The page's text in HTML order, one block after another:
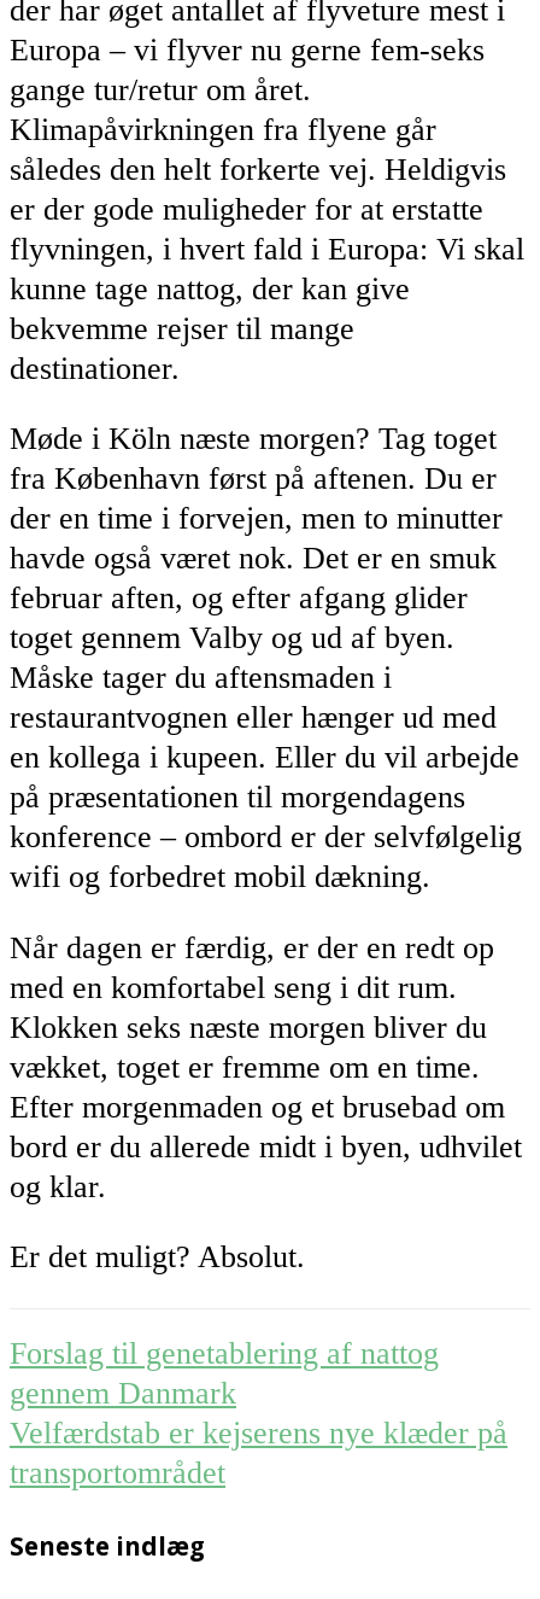
der har øget antallet af flyveture mest i
Europa – vi flyver nu gerne fem-seks
gange tur/retur om året.
Klimapåvirkningen fra flyene går
således den helt forkerte vej. Heldigvis
er der gode muligheder for at erstatte
flyvningen, i hvert fald i Europa: Vi skal
kunne tage nattog, der kan give
bekvemme rejser til mange
destinationer.
Møde i Köln næste morgen? Tag toget
fra København først på aftenen. Du er
der en time i forvejen, men to minutter
havde også været nok. Det er en smuk
februar aften, og efter afgang glider
toget gennem Valby og ud af byen.
Måske tager du aftensmaden i
restaurantvognen eller hænger ud med
en kollega i kupeen. Eller du vil arbejde
på præsentationen til morgendagens
konference – ombord er der selvfølgelig
wifi og forbedret mobil dækning.
Når dagen er færdig, er der en redt op
med en komfortabel seng i dit rum.
Klokken seks næste morgen bliver du
vækket, toget er fremme om en time.
Efter morgenmaden og et brusebad om
bord er du allerede midt i byen, udhvilet
og klar.
Er det muligt? Absolut.
Post
navigation
Forslag til genetablering af nattog
gennem Danmark
Velfærdstab er kejserens nye klæder på
transportområdet
Seneste indlæg